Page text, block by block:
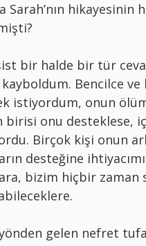
Sarah’nın
bir halde bir tür
Bencilce
istiyordum, onun
birisi onu desteklese,
Birçok kişi onun
desteğine
bizim hiçbir zaman
gelen nefret